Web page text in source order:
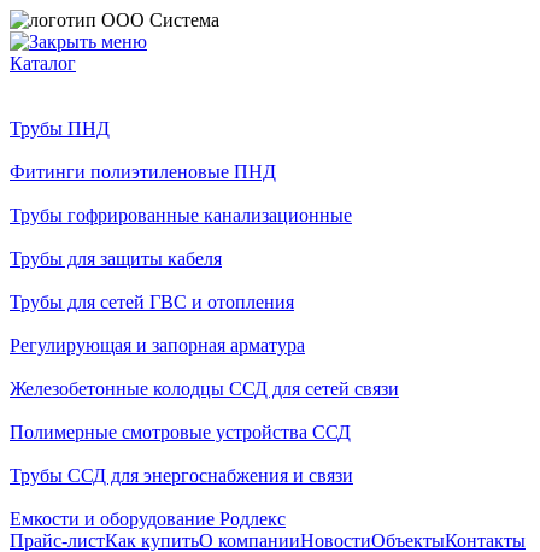
Каталог
Трубы ПНД
Фитинги полиэтиленовые ПНД
Трубы гофрированные канализационные
Трубы для защиты кабеля
Трубы для сетей ГВС и отопления
Регулирующая и запорная арматура
Железобетонные колодцы ССД для сетей связи
Полимерные смотровые устройства ССД
Трубы ССД для энергоснабжения и связи
Емкости и оборудование Родлекс
Прайс-листКак купитьО компанииНовостиОбъектыКонтакты